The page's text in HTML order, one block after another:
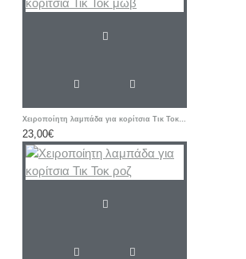
Χειροποίητη λαμπάδα για κορίτσια Τικ Τοκ μωβ
23,00€